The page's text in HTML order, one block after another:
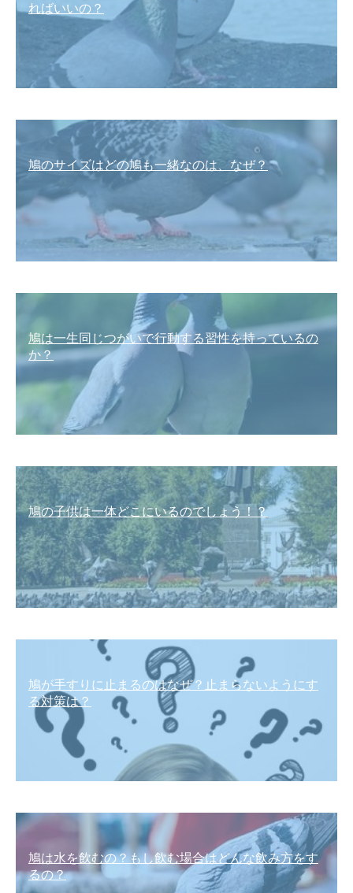
ればいいの？
鳩のサイズはどの鳩も一緒なのは、なぜ？
鳩は一生同じつがいで行動する習性を持っているの
か？
鳩の子供は一体どこにいるのでしょう！？
鳩が手すりに止まるのはなぜ？止まらないようにす
る対策は？
鳩は水を飲むの？もし飲む場合はどんな飲み方をす
るの？